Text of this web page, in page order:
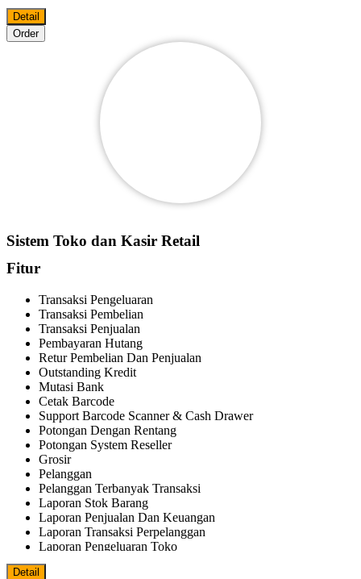
Detail
Order
Sistem Toko dan Kasir Retail
Fitur
Transaksi Pengeluaran
Transaksi Pembelian
Transaksi Penjualan
Pembayaran Hutang
Retur Pembelian Dan Penjualan
Outstanding Kredit
Mutasi Bank
Cetak Barcode
Support Barcode Scanner & Cash Drawer
Potongan Dengan Rentang
Potongan System Reseller
Grosir
Pelanggan
Pelanggan Terbanyak Transaksi
Laporan Stok Barang
Laporan Penjualan Dan Keuangan
Laporan Transaksi Perpelanggan
Laporan Pengeluaran Toko
Laporan Fee Marketer
Detail